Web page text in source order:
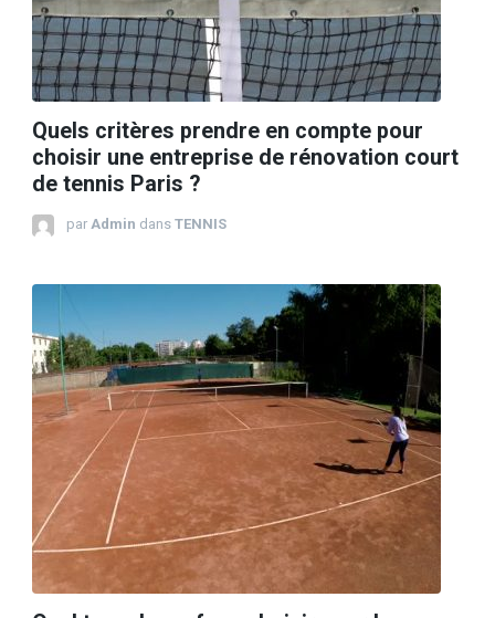
Quels critères prendre en compte pour
choisir une entreprise de rénovation court
de tennis Paris ?
par Admin dans TENNIS